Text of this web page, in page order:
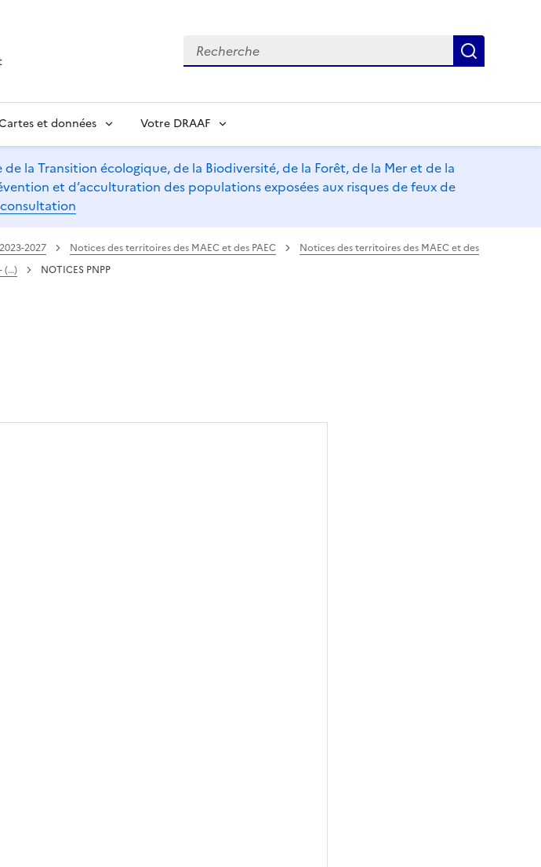
Recherche
et données Votre DRAAF
de la Transition écologique, de la Biodiversité, de la Forêt, de la Mer et de la
et d’acculturation des populations exposées aux risques de feux de
2027 Notices des territoires des MAEC et des PAEC
Notices des territoires des MAEC et des
(…) NOTICES PNPP